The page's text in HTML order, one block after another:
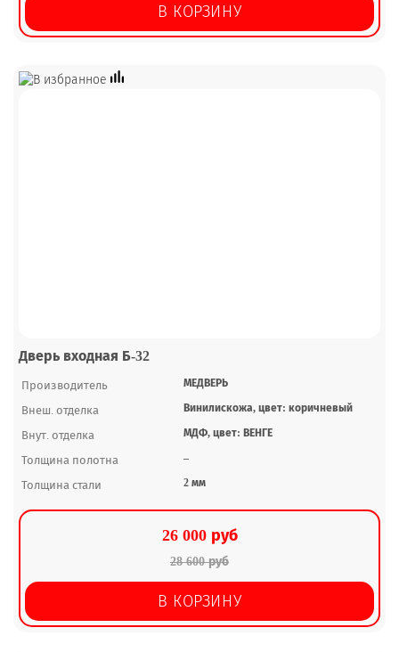
В КОРЗИНУ
Дверь входная Б-32
Производитель МЕДВЕРЬ
Внеш. отделка Винилискожа, цвет: коричневый
Внут. отделка МДФ, цвет: ВЕНГЕ
Толщина полотна –
Толщина стали 2 мм
26 000 руб
28 600 руб
В КОРЗИНУ